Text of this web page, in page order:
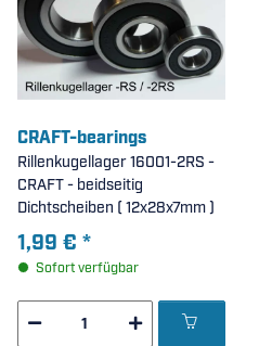
CRAFT-bearings
Rillenkugellager 16001-2RS -
CRAFT - beidseitig
Dichtscheiben ( 12x28x7mm )
1,99 € *
Sofort verfügbar